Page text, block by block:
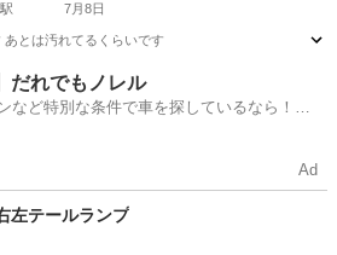
7月8日
とは汚れてるくらいです
西駅 靴
だれでもノレル
など特別な条件で車を探しているなら！金
Ad
左テールランプ